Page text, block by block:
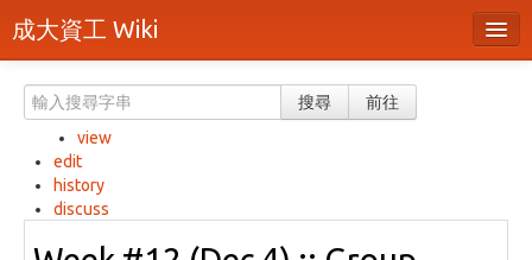
成大資工 Wiki
分類
隨機頁面
最近活動
搜尋
前往
view
edit
history
discuss